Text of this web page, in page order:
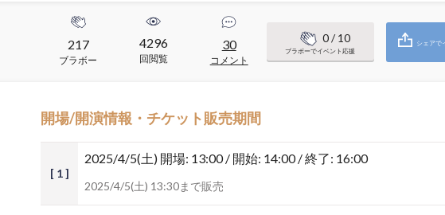
217
ブラボー
4296
回閲覧
30
コメント
0/ 10
ブラボーでイベント応援
シェアで
開場/開演情報・チケット販売期間
[ 1 ]
2025/4/5(土) 開場: 13:00 / 開始: 14:00 / 終了: 16:00
2025/4/5(土) 13:30まで販売